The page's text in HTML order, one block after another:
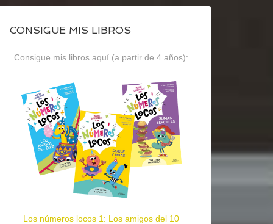
CONSIGUE MIS LIBROS
Consigue mis libros aquí (a partir de 4 años):
Los números locos 1: Los amigos del 10